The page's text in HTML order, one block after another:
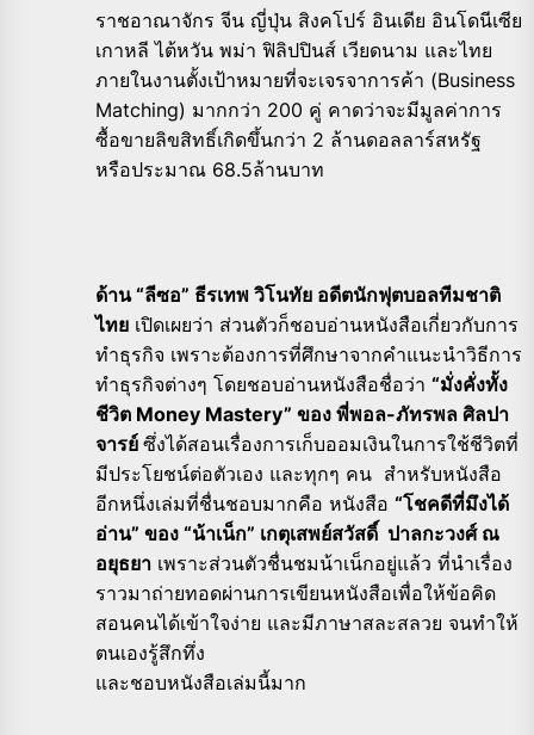
ราชอาณาจักร จีน ญี่ปุ่น สิงคโปร์ อินเดีย อินโดนีเซีย
เกาหลี ไต้หวัน พม่า ฟิลิปปินส์ เวียดนาม และไทย
ภายในงานตั้งเป้าหมายที่จะเจรจาการค้า (Business
Matching) มากกว่า 200 คู่ คาดว่าจะมีมูลค่าการ
ซื้อขายลิขสิทธิ์เกิดขึ้นกว่า 2 ล้านดอลลาร์สหรัฐ
หรือประมาณ 68.5ล้านบาท
ด้าน “ลีซอ” ธีรเทพ วิโนทัย อดีตนักฟุตบอลทีมชาติ
ไทย เปิดเผยว่า ส่วนตัวก็ชอบอ่านหนังสือเกี่ยวกับการ
ทำธุรกิจ เพราะต้องการที่ศึกษาจากคำแนะนำวิธีการ
ทำธุรกิจต่างๆ โดยชอบอ่านหนังสือชื่อว่า “มั่งคั่งทั้ง
ชีวิต Money Mastery” ของ พี่พอล-ภัทรพล ศิลปา
จารย์ ซึ่งได้สอนเรื่องการเก็บออมเงินในการใช้ชีวิตที่
มีประโยชน์ต่อตัวเอง และทุกๆ คน สำหรับหนังสือ
อีกหนึ่งเล่มที่ชื่นชอบมากคือ หนังสือ “โชคดีที่มึงได้
อ่าน” ของ “น้าเน็ก” เกตุเสพย์สวัสดิ์ ปาลกะวงศ์ ณ
อยุธยา เพราะส่วนตัวชื่นชมน้าเน็กอยู่แล้ว ที่นำเรื่อง
ราวมาถ่ายทอดผ่านการเขียนหนังสือเพื่อให้ข้อคิด
สอนคนได้เข้าใจง่าย และมีภาษาสละสลวย จนทำให้
ตนเองรู้สึกทึ่ง
และชอบหนังสือเล่มนี้มาก